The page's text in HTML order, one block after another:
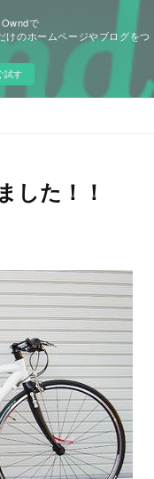
で
けのホームページやブログをつ
試す
した！！